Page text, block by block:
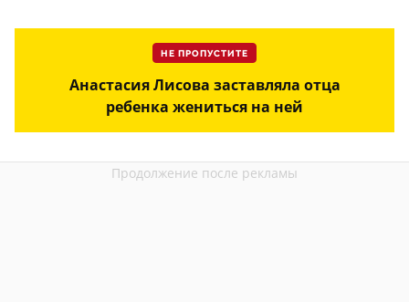
НЕ ПРОПУСТИТЕ
Анастасия Лисова заставляла отца
ребенка жениться на ней